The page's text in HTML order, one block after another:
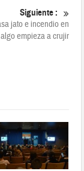
Siguiente :
jato e incendio en
empieza a crujir